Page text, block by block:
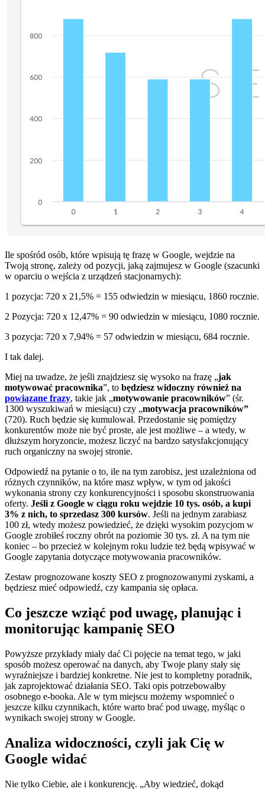
Ile spośród osób, które wpisują tę frazę w Google, wejdzie na
Twoją stronę, zależy od pozycji, jaką zajmujesz w Google (szacunki
w oparciu o wejścia z urządzeń stacjonarnych):
1 pozycja: 720 x 21,5% = 155 odwiedzin w miesiącu, 1860 rocznie.
2 Pozycja: 720 x 12,47% = 90 odwiedzin w miesiącu, 1080 rocznie.
3 pozycja: 720 x 7,94% = 57 odwiedzin w miesiącu, 684 rocznie.
I tak dalej.
Miej na uwadze, że jeśli znajdziesz się wysoko na frazę „jak
motywować pracownika”, to będziesz widoczny również na
powiązane frazy, takie jak „motywowanie pracowników” (śr.
1300 wyszukiwań w miesiącu) czy „motywacja pracowników”
(720). Ruch będzie się kumulował. Przedostanie się pomiędzy
konkurentów może nie być proste, ale jest możliwe – a wtedy, w
dłuższym horyzoncie, możesz liczyć na bardzo satysfakcjonujący
ruch organiczny na swojej stronie.
Odpowiedź na pytanie o to, ile na tym zarobisz, jest uzależniona od
różnych czynników, na które masz wpływ, w tym od jakości
wykonania strony czy konkurencyjności i sposobu skonstruowania
oferty. Jeśli z Google w ciągu roku wejdzie 10 tys. osób, a kupi
3% z nich, to sprzedasz 300 kursów. Jeśli na jednym zarabiasz
100 zł, wtedy możesz powiedzieć, że dzięki wysokim pozycjom w
Google zrobiłeś roczny obrót na poziomie 30 tys. zł. A na tym nie
koniec – bo przecież w kolejnym roku ludzie też będą wpisywać w
Google zapytania dotyczące motywowania pracowników.
Zestaw prognozowane koszty SEO z prognozowanymi zyskami, a
będziesz mieć odpowiedź, czy kampania się opłaca.
Co jeszcze wziąć pod uwagę, planując i
monitorując kampanię SEO
Powyższe przykłady miały dać Ci pojęcie na temat tego, w jaki
sposób możesz operować na danych, aby Twoje plany stały się
wyraźniejsze i bardziej konkretne. Nie jest to kompletny poradnik,
jak zaprojektować działania SEO. Taki opis potrzebowałby
osobnego e-booka. Ale w tym miejscu możemy wspomnieć o
jeszcze kilku czynnikach, które warto brać pod uwagę, myśląc o
wynikach swojej strony w Google.
Analiza widoczności, czyli jak Cię w
Google widać
Nie tylko Ciebie, ale i konkurencję. „Aby wiedzieć, dokąd